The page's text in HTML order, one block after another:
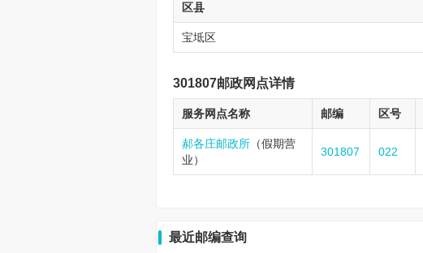
区县
宝坻区
301807邮政网点详情
服务网点名称 邮编 区号
郝各庄邮政所 （假期营
业）
301807 022
最近邮编查询